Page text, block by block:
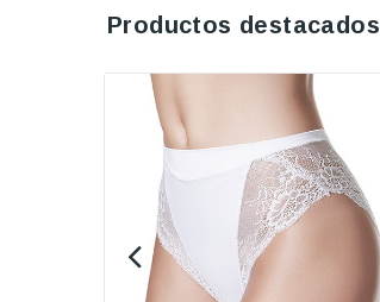
Productos destacados